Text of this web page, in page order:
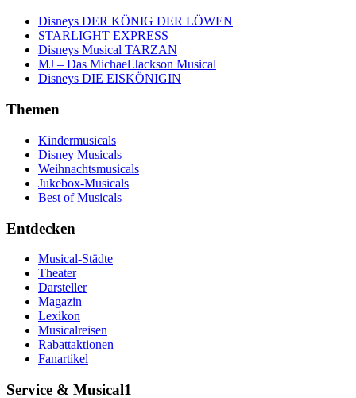
Disneys DER KÖNIG DER LÖWEN
STARLIGHT EXPRESS
Disneys Musical TARZAN
MJ – Das Michael Jackson Musical
Disneys DIE EISKÖNIGIN
Themen
Kindermusicals
Disney Musicals
Weihnachtsmusicals
Jukebox-Musicals
Best of Musicals
Entdecken
Musical-Städte
Theater
Darsteller
Magazin
Lexikon
Musicalreisen
Rabattaktionen
Fanartikel
Service & Musical1